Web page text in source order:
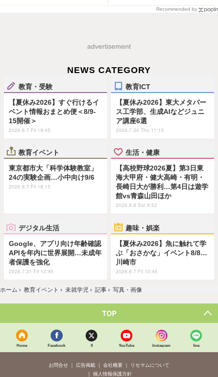
Recommended by
advertisement
NEWS CATEGORY
教育・受験
【夏休み2026】すぐ行けるイ
ベント情報おまとめ便＜8/9-
15開催＞
2026.8.7 Fri 19:45
教育ICT
【夏休み2026】東大メタバー
ス工学部、生成AIなどジュニ
ア講座6選
2026.7.30 Thu 11:15
教育イベント
東京都市大「科学体験教室」
24の実験企画…小中向け9/6
2026.8.7 Fri 18:15
生活・健康
【高校野球2026夏】第3日東
海大甲府・健大高崎・有明・
長崎日大が勝利…第4日は遊学
館vs青森山田ほか
2026.8.8 Sat 9:52
デジタル生活
Google、アプリ向け年齢確認
APIを年内に世界展開…未成年
者保護を強化
2026.7.31 Fri 13:45
趣味・娯楽
【夏休み2026】魚に触れて学
ぶ「おさかな」イベント8/8…
川崎市
2026.8.7 Fri 10:45
ホーム › 教育イベント › 未就学児 › 記事 › 写真・画像
TOP
Home Facebook X YouTube Instagram line
お問合せ 広告掲載 会社概要
リセマムについて
個人情報保護方針